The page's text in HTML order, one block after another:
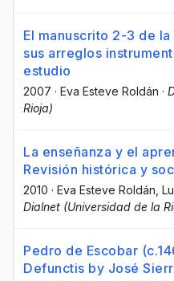
El manuscrito 2-3 de
sus arreglos
estudio
2007 · Eva Esteve Roldán ·
Rioja)
La enseñanza y el
Revisión histórica y
2010 · Eva Esteve Roldán ,
Dialnet (Universidad de la
Pedro de Escobar
Defunctis by José